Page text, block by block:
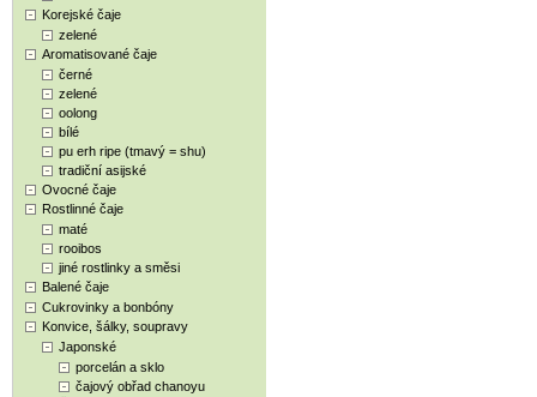
Korejské čaje
zelené
Aromatisované čaje
černé
zelené
oolong
bílé
pu erh ripe (tmavý = shu)
tradiční asijské
Ovocné čaje
Rostlinné čaje
maté
rooibos
jiné rostlinky a směsi
Balené čaje
Cukrovinky a bonbóny
Konvice, šálky, soupravy
Japonské
porcelán a sklo
čajový obřad chanoyu